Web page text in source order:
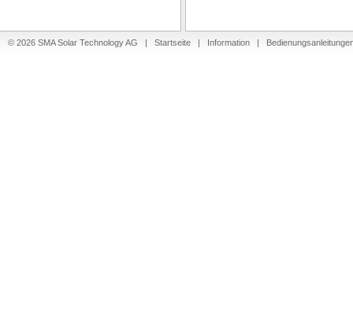
© 2026 SMA Solar Technology AG | Startseite | Information |